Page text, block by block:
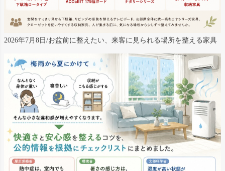
2026年7月8日/お盆前に整えたい、来客に見られる場所を整える家具